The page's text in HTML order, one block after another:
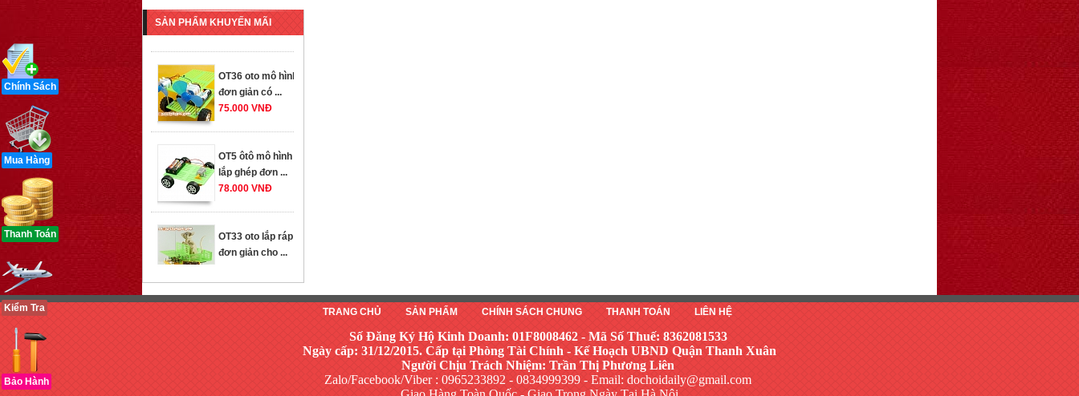
SẢN PHẨM KHUYẾN MÃI
...
259.000 VNĐ
đơn giản có ...
75.000 VNĐ
lắp ghép đơn ...
78.000 VNĐ
đơn giản cho ...
352.000 VNĐ
OT35 robot lắp
ráp nhấc chân di
259.000 VNĐ
TRANG CHỦ SẢN PHẨM CHÍNH SÁCH CHUNG THANH TOÁN LIÊN HỆ
Số Đăng Ký Hộ Kinh Doanh: 01F8008462 - Mã Số Thuế: 8362081533
Ngày cấp: 31/12/2015. Cấp tại Phòng Tài Chính - Kế Hoạch UBND Quận Thanh Xuân
Người Chịu Trách Nhiệm: Trần Thị Phương Liên
Zalo/Facebook/Viber : 0965233892 - 0834999399 - Email: dochoidaily@gmail.com
Chính Sách
Mua Hàng
Thanh Toán
Kiểm Tra
Bảo Hành